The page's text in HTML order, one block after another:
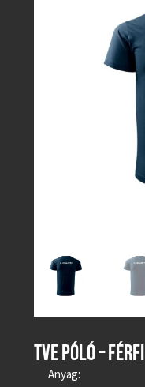
TVE PÓLÓ – FÉRFI
Anyag: